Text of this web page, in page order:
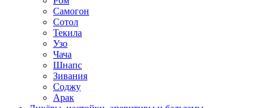
Самогон
Сотол
Текила
Узо
Чача
Шнапс
Зивания
Соджу
Арак